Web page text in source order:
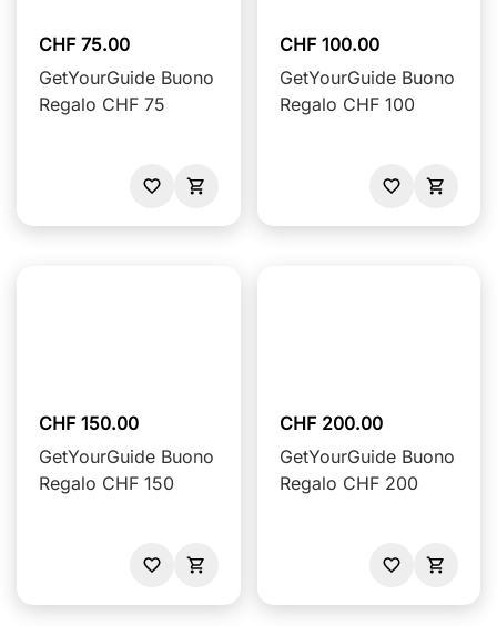
CHF 75.00
GetYourGuide Buono
Regalo CHF 75
CHF 100.00
GetYourGuide Buono
Regalo CHF 100
CHF 150.00
GetYourGuide Buono
Regalo CHF 150
CHF 200.00
GetYourGuide Buono
Regalo CHF 200